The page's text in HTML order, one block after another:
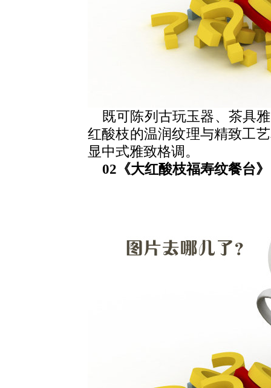
既可陈列古玩玉器、茶具
红酸枝的温润纹理与精致工
显中式雅致格调。
02《大红酸枝福寿纹餐台》